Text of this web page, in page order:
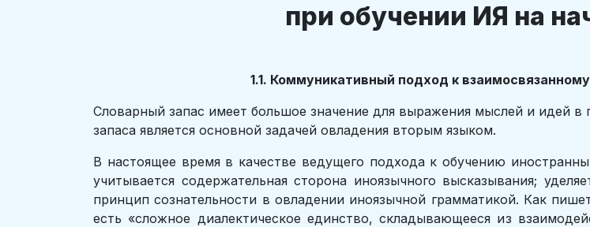
при обучении ИЯ на
1.1. Коммуникативный подход к
Словарный запас имеет большое значение для выражения мыслей и идей в
запаса является основной задачей овладения вторым языком.
В настоящее время в качестве ведущего подхода к обучению
учитывается содержательная сторона иноязычного высказывания;
принцип сознательности в овладении иноязычной грамматикой. Как
есть «сложное диалектическое единство, складывающееся из